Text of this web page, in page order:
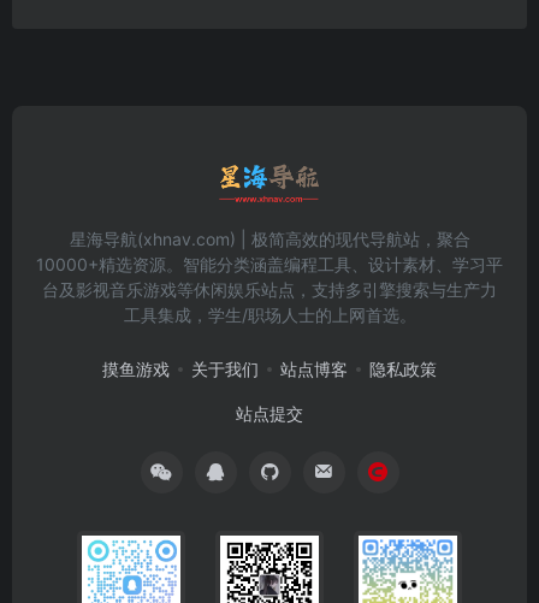
星海导航(xhnav.com) | 极简高效的现代导航站，聚合
10000+精选资源。智能分类涵盖编程工具、设计素材、学习平
台及影视音乐游戏等休闲娱乐站点，支持多引擎搜索与生产力
工具集成，学生/职场人士的上网首选。
摸鱼游戏 关于我们 站点博客 隐私政策
站点提交